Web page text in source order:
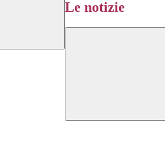
Le notizie